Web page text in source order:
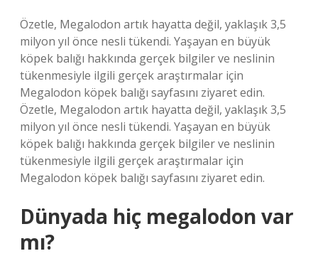
Özetle, Megalodon artık hayatta değil, yaklaşık 3,5
milyon yıl önce nesli tükendi. Yaşayan en büyük
köpek balığı hakkında gerçek bilgiler ve neslinin
tükenmesiyle ilgili gerçek araştırmalar için
Megalodon köpek balığı sayfasını ziyaret edin.
Özetle, Megalodon artık hayatta değil, yaklaşık 3,5
milyon yıl önce nesli tükendi. Yaşayan en büyük
köpek balığı hakkında gerçek bilgiler ve neslinin
tükenmesiyle ilgili gerçek araştırmalar için
Megalodon köpek balığı sayfasını ziyaret edin.
Dünyada hiç megalodon var
mı?